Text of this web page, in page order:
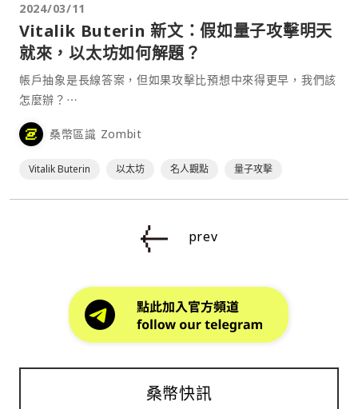
2024/03/11
Vitalik Buterin 新文：假如量子攻擊明天
就來，以太坊如何解題？
帳戶抽象是長線答案，但如果攻擊比預想中來得更早，我們該
怎麼辦？⋯
桑幣區識 Zombit
Vitalik Buterin 以太坊 名人觀點 量子攻擊
prev
桑幣快訊